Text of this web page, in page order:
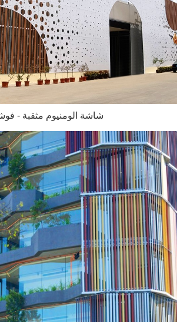
شاشة الومنيوم مثقبة -